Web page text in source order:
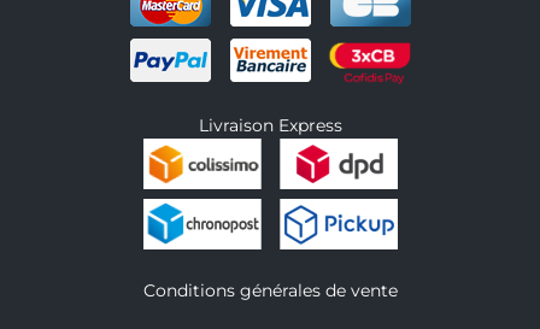
Livraison Express
Conditions générales de vente